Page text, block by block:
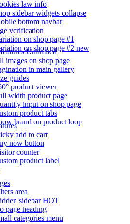
law info
sidebar widgets collapse
bottom navbar
verification
on shop page #1
on shop page #2 new
Unlimited
images on shop page
in main gallery
guides
product viewer
width product page
input on shop page
product tabs
brand on product loop
add to cart
now button
counter
product label
area
sidebarHOT
page heading
categories menu